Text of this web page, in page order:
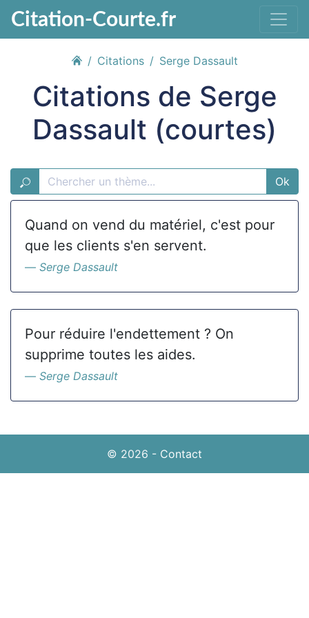
Citation-Courte.fr
Citations Serge Dassault
Citations de Serge
Dassault (courtes)
Ok
Quand on vend du matériel, c'est pour
que les clients s'en servent.
Serge Dassault
Pour réduire l'endettement ? On
supprime toutes les aides.
Serge Dassault
© 2026 - Contact